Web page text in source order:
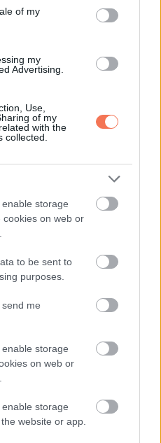
of my
my
Advertising.
Use,
of my
with the
collected.
storage
cookies on web or
to be sent to
purposes.
me
storage
on web or
storage
website or app.